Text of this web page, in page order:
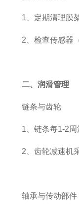
1、定期清理膜
2、检查传感器
二、润滑管理
‌链条与齿轮‌
1、链条每1-2
2、齿轮减速机
‌轴承与传动部件‌